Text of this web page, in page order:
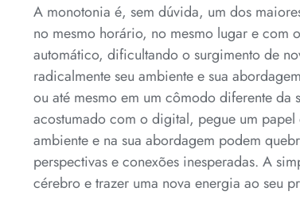
A monotonia é, sem dúvida, um dos
no mesmo horário, no mesmo lugar e com
automático, dificultando o surgimento de
radicalmente seu ambiente e sua
ou até mesmo em um cômodo diferente da
acostumado com o digital, pegue um papel
ambiente e na sua abordagem podem
perspectivas e conexões inesperadas. A
cérebro e trazer uma nova energia ao seu